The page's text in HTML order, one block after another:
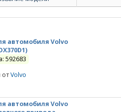
автомобиля Volvo
592683
отVolvo
автомобиля Volvo